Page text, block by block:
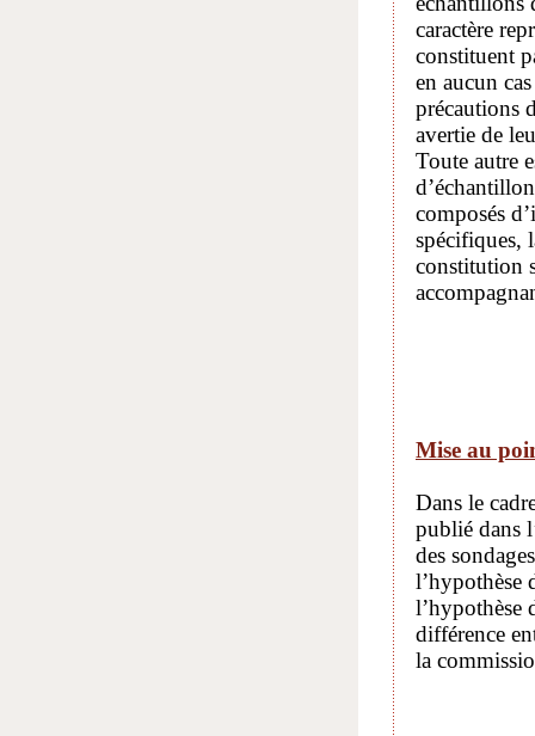
caractère
constituent
en aucun
précautions
avertie de
Toute autre
composés
spécifiques,
constitution
Mise au
Dans le
publié dans
des
l’hypothèse
l’hypothèse
différence
la